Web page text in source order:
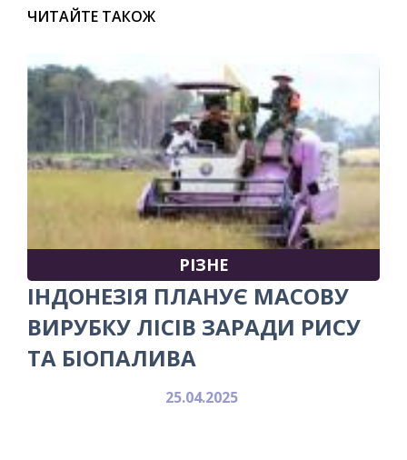
ЧИТАЙТЕ ТАКОЖ
РІЗНЕ
ІНДОНЕЗІЯ ПЛАНУЄ МАСОВУ
ВИРУБКУ ЛІСІВ ЗАРАДИ РИСУ
ТА БІОПАЛИВА
25.04.2025